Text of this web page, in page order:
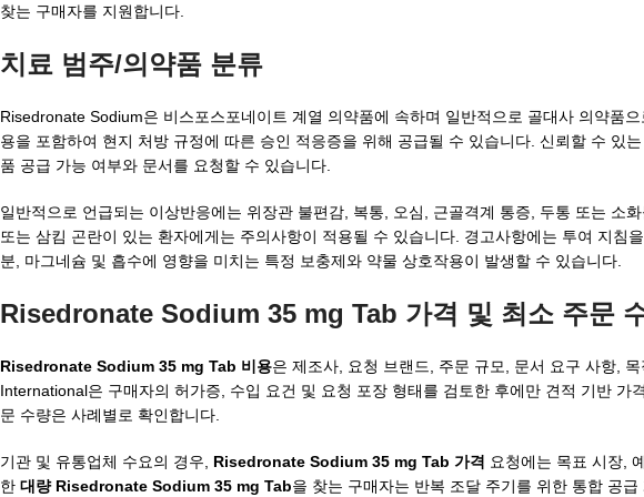
찾는 구매자를 지원합니다.
치료 범주/의약품 분류
Risedronate Sodium은 비스포스포네이트 계열 의약품에 속하며 일반적으로 골대사 의약품
용을 포함하여 현지 처방 규정에 따른 승인 적응증을 위해 공급될 수 있습니다. 신뢰할 수 있는
품 공급 가능 여부와 문서를 요청할 수 있습니다.
일반적으로 언급되는 이상반응에는 위장관 불편감, 복통, 오심, 근골격계 통증, 두통 또는 소
또는 삼킴 곤란이 있는 환자에게는 주의사항이 적용될 수 있습니다. 경고사항에는 투여 지침
분, 마그네슘 및 흡수에 영향을 미치는 특정 보충제와 약물 상호작용이 발생할 수 있습니다.
Risedronate Sodium 35 mg Tab 가격 및 최소 주문
Risedronate Sodium 35 mg Tab 비용은 제조사, 요청 브랜드, 주문 규모, 문서 요구 사항,
International은 구매자의 허가증, 수입 요건 및 요청 포장 형태를 검토한 후에만 견적 기반
문 수량은 사례별로 확인합니다.
기관 및 유통업체 수요의 경우, Risedronate Sodium 35 mg Tab 가격 요청에는 목표 시장,
한 대량 Risedronate Sodium 35 mg Tab을 찾는 구매자는 반복 조달 주기를 위한 통합 공급